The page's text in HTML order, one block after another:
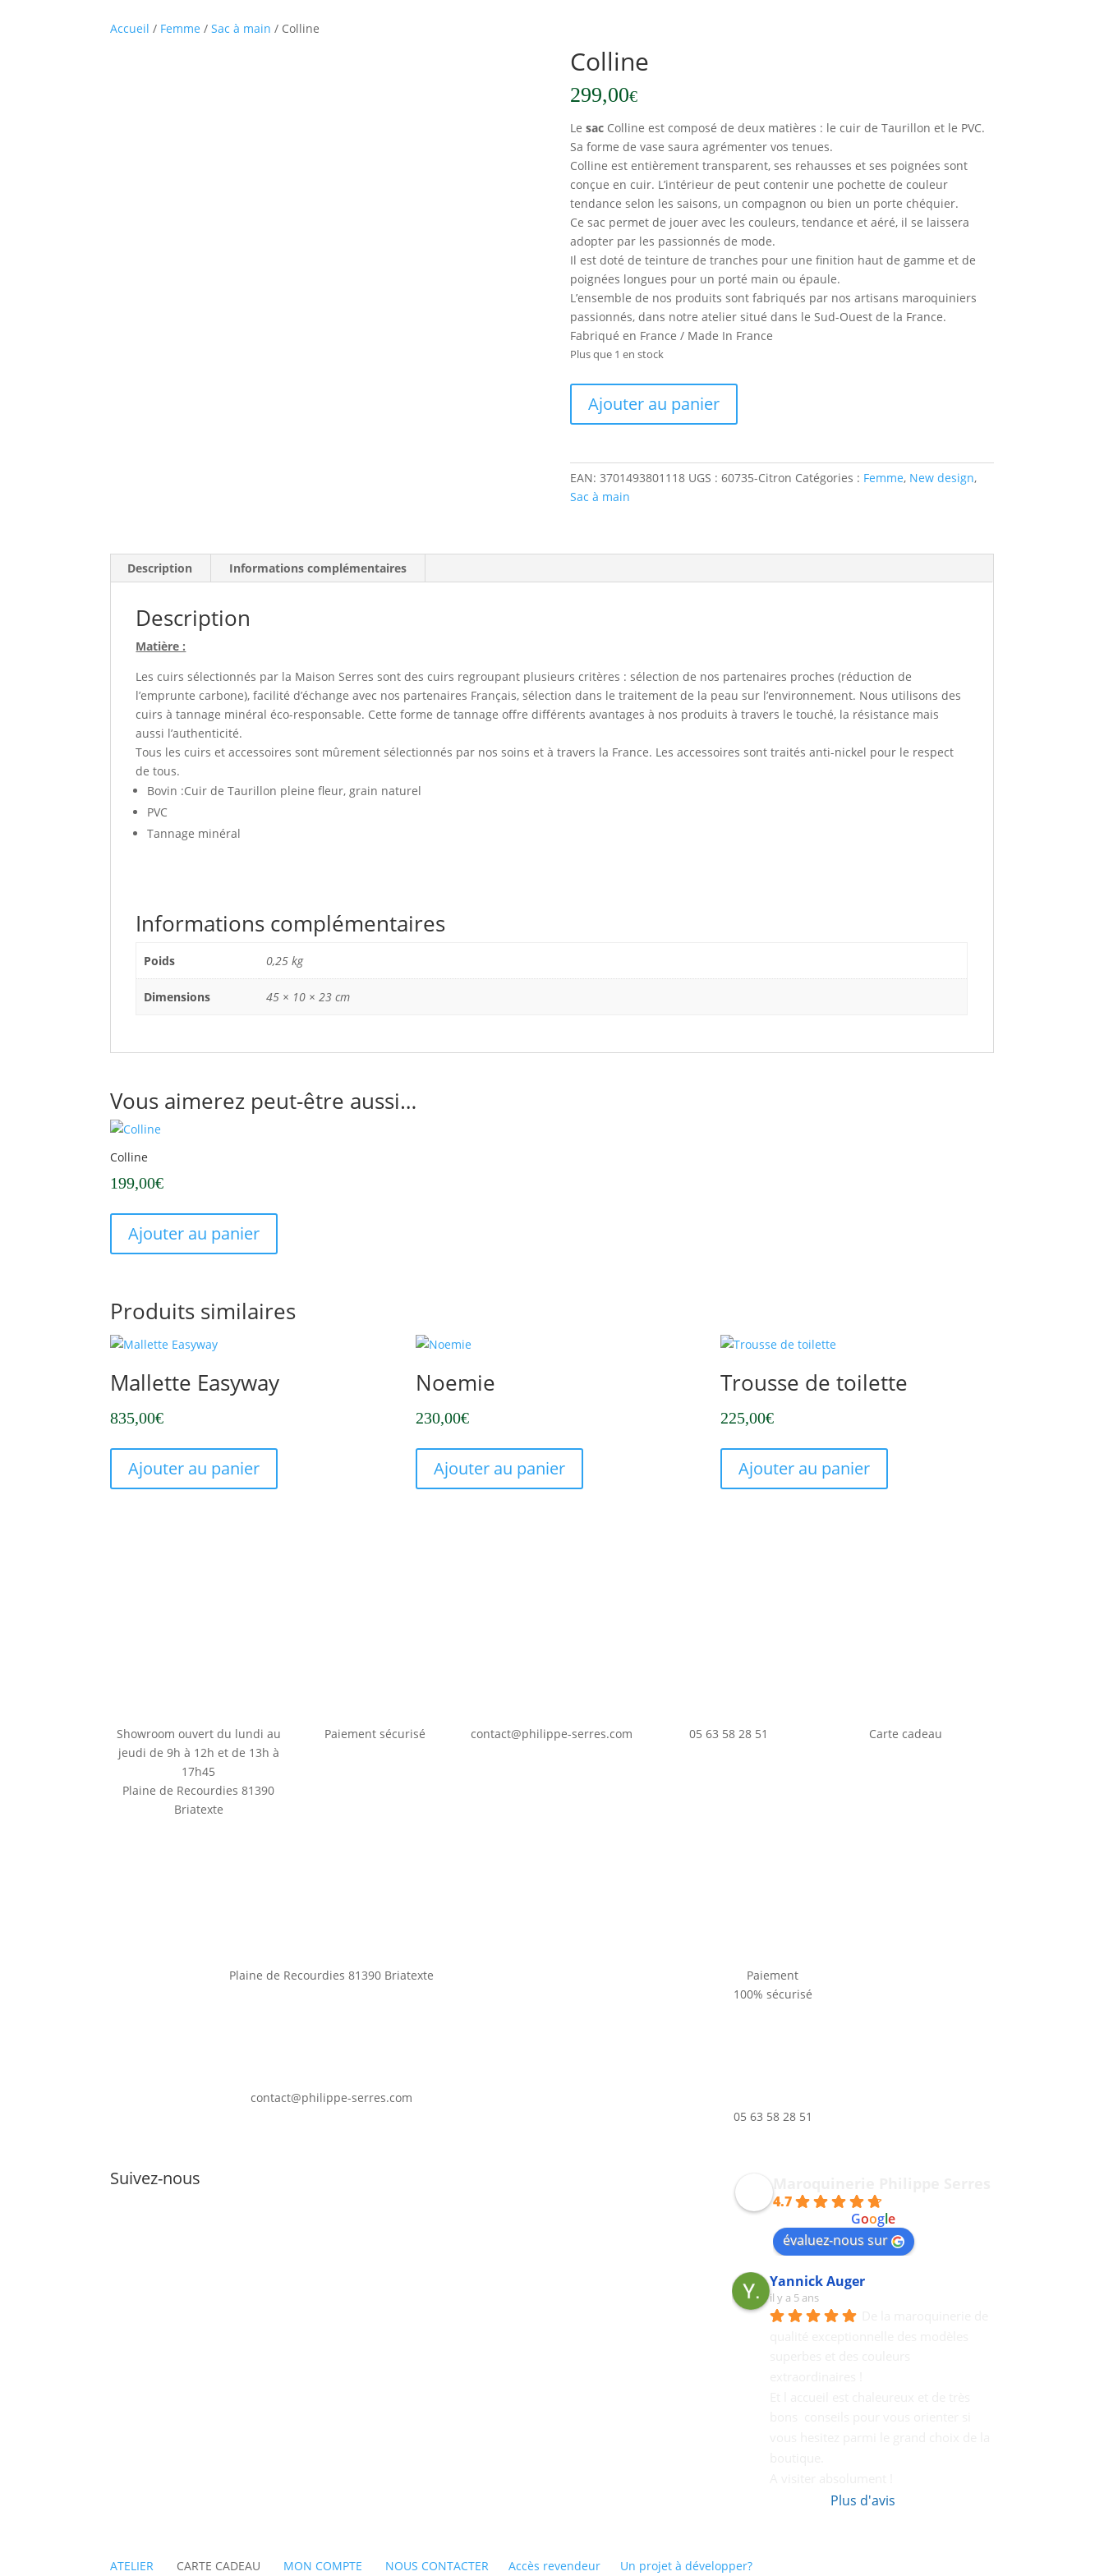
Accueil / Femme /Sac à main / Colline
Colline
299,00€
Le sacColline est composé de deux matières : le cuir de Taurillon et le PVC.
Sa forme de vase saura agrémenter vos tenues.
Colline est entièrement transparent, ses rehausses et ses poignées sont
conçue en cuir. L’intérieur de peut contenir une pochette de couleur
tendance selon les saisons, un compagnon ou bien un porte chéquier.
Ce sac permet de jouer avec les couleurs, tendance et aéré, il se laissera
adopter par les passionnés de mode.
Il est doté de teinture de tranches pour une finition haut de gamme et de
poignées longues pour un porté main ou épaule.
L’ensemble de nos produits sont fabriqués par nos artisans maroquiniers
passionnés, dans notre atelier situé dans le Sud-Ouest de la France.
Fabriqué en France / Made In France
Plus que 1 en stock
Ajouter au panier
EAN: 3701493801118 UGS : 60735-Citron Catégories : Femme, New design,
Sac à main
Description Informations complémentaires
Description
Matière :
Les cuirs sélectionnés par la Maison Serres sont des cuirs regroupant plusieurs critères : sélection de nos partenaires proches (réduction de
l’emprunte carbone), facilité d’échange avec nos partenaires Français, sélection dans le traitement de la peau sur l’environnement. Nous utilisons des
cuirs à tannage minéral éco-responsable. Cette forme de tannage offre différents avantages à nos produits à travers le touché, la résistance mais
aussi l’authenticité.
Tous les cuirs et accessoires sont mûrement sélectionnés par nos soins et à travers la France. Les accessoires sont traités anti-nickel pour le respect
de tous.
Bovin :Cuir de Taurillon pleine fleur, grain naturel
PVC
Tannage minéral
Informations complémentaires
Poids 0,25 kg
Dimensions 45 × 10 × 23 cm
Vous aimerez peut-être aussi…
Colline
199,00€
Ajouter au panier
Produits similaires
Mallette Easyway
835,00€
Ajouter au panier
Noemie
230,00€
Ajouter au panier
Trousse de toilette
225,00€
Ajouter au panier
Showroom ouvert du lundi au
jeudi de 9h à 12h et de 13h à
17h45
Plaine de Recourdies81390
Briatexte
Paiement sécurisé contact@philippe-serres.com 05 63 58 28 51 Carte cadeau
Plaine de Recourdies 81390 Briatexte
contact@philippe-serres.com
Paiement
100% sécurisé
05 63 58 28 51
Suivez-nous Maroquinerie Philippe Serres
4.7
Google
évaluez-nous sur
Yannick Auger
il y a 5 ans
Plus d'avis
ATELIER CARTE CADEAU MON COMPTE NOUS CONTACTER Accès revendeur Un projet à développer?